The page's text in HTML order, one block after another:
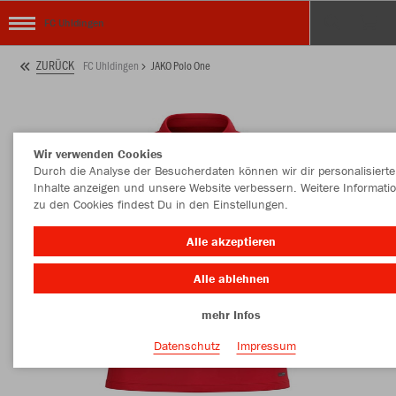
FC Uhldingen
ZURÜCK FC Uhldingen JAKO Polo One
Wir verwenden Cookies
Durch die Analyse der Besucherdaten können wir dir personalisierte
Inhalte anzeigen und unsere Website verbessern. Weitere
zu den Cookies findest Du in den Einstellungen.
Alle akzeptieren
Alle ablehnen
mehr Infos
Datenschutz
Impressum